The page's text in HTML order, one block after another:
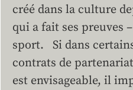
créé dans la culture
qui a fait ses preuves
sport. Si dans
contrats de
est envisageable, il